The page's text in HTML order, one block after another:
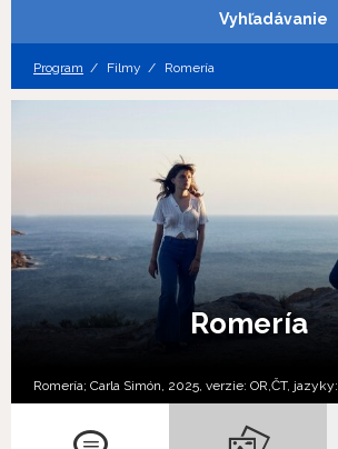
Vyhľadávanie
Program Filmy Romería
Romería
Romería; Carla Simón, 2025, verzie: OR, ČT, jazyky: